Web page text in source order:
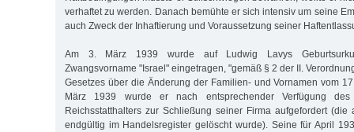
verhaftet zu werden. Danach bemühte er sich intensiv um seine
auch Zweck der Inhaftierung und Voraussetzung seiner
Am 3. März 1939 wurde auf Ludwig Lavys
Zwangsvorname "Israel" eingetragen, "gemäß § 2 der II.
Gesetzes über die Änderung der Familien- und Vornamen vom
März 1939 wurde er nach entsprechender Verfügung des
Reichsstatthalters zur Schließung seiner Firma aufgefordert (die
endgültig im Handelsregister gelöscht wurde). Seine für April